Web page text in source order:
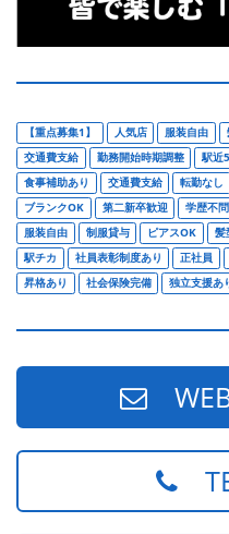
【重点募集1】 人気店 服装自由
交通費支給
勤務開始時期調整 駅近
食事補助あり
交通費支給 転勤なし
ブランクOK
第二新卒歓迎 学歴不問
服装自由
制服貸与 ピアスOK 髪
駅チカ
社員表彰制度あり 正社員
昇格あり
社会保険完備 独立支援あ
WEB